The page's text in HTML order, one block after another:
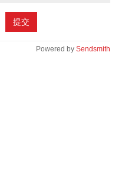
提交
Powered by Sendsmith